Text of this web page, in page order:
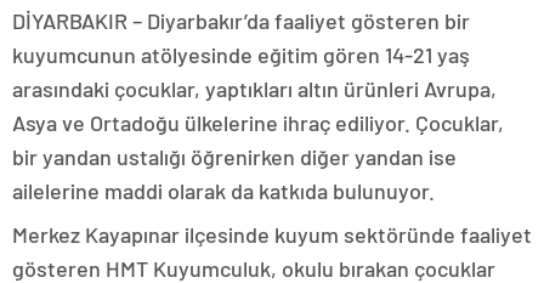
DİYARBAKIR – Diyarbakır’da faaliyet gösteren bir
kuyumcunun atölyesinde eğitim gören 14-21 yaş
arasındaki çocuklar, yaptıkları altın ürünleri Avrupa,
Asya ve Ortadoğu ülkelerine ihraç ediliyor. Çocuklar,
bir yandan ustalığı öğrenirken diğer yandan ise
ailelerine maddi olarak da katkıda bulunuyor.
Merkez Kayapınar ilçesinde kuyum sektöründe faaliyet
gösteren HMT Kuyumculuk, okulu bırakan çocuklar